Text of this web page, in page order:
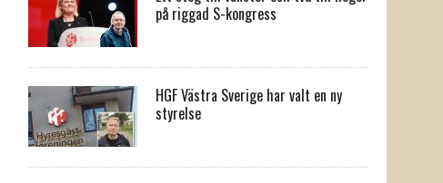
på riggad S-kongress
HGF Västra Sverige har valt en ny
styrelse